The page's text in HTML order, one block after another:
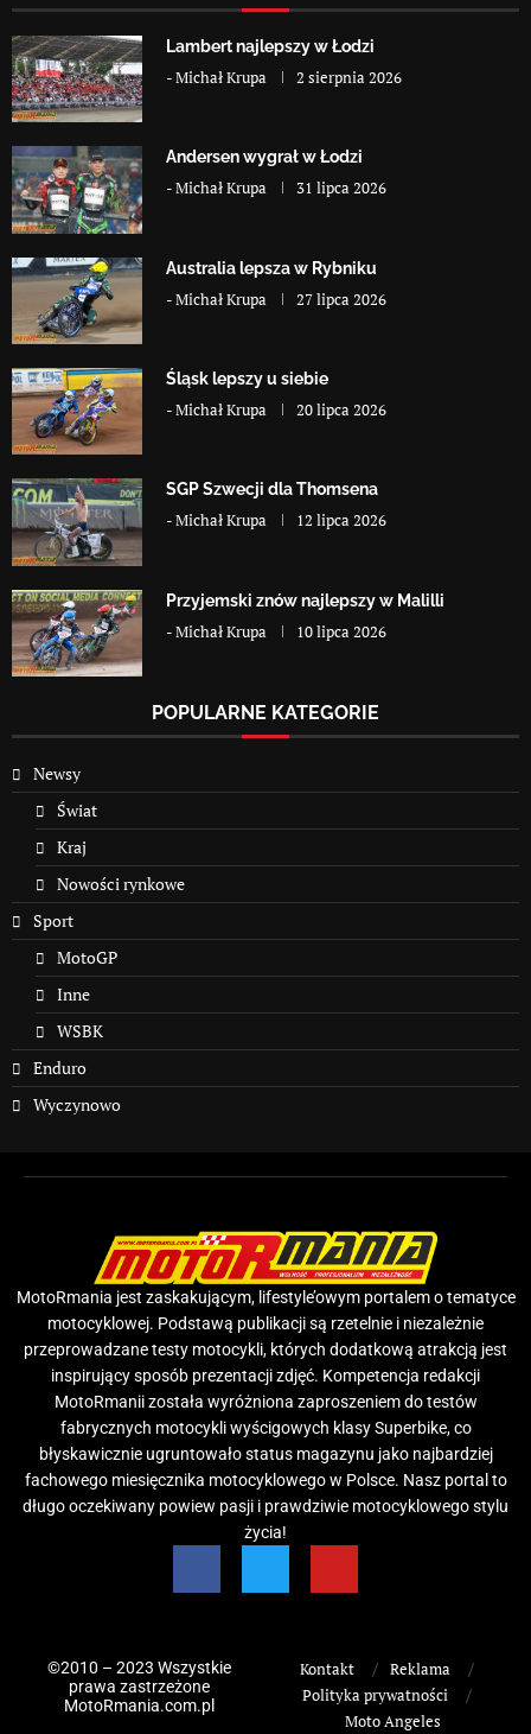
Lambert najlepszy w Łodzi
-Michał Krupa 2 sierpnia 2026
Andersen wygrał w Łodzi
-Michał Krupa 31 lipca 2026
Australia lepsza w Rybniku
-Michał Krupa 27 lipca 2026
Śląsk lepszy u siebie
-Michał Krupa 20 lipca 2026
SGP Szwecji dla Thomsena
-Michał Krupa 12 lipca 2026
Przyjemski znów najlepszy w Malilli
-Michał Krupa 10 lipca 2026
POPULARNE KATEGORIE
Newsy
Świat
Kraj
Nowości rynkowe
Sport
MotoGP
Inne
WSBK
Enduro
Wyczynowo
MotoRmania jest zaskakującym, lifestyle’owym portalem o tematyce
motocyklowej. Podstawą publikacji są rzetelnie i niezależnie
przeprowadzane testy motocykli, których dodatkową atrakcją jest
inspirujący sposób prezentacji zdjęć. Kompetencja redakcji
MotoRmanii została wyróżniona zaproszeniem do testów
fabrycznych motocykli wyścigowych klasy Superbike, co
błyskawicznie ugruntowało status magazynu jako najbardziej
fachowego miesięcznika motocyklowego w Polsce. Nasz portal to
długo oczekiwany powiew pasji i prawdziwie motocyklowego stylu
życia!
©2010 – 2023 Wszystkie
prawa zastrzeżone
MotoRmania.com.pl
Kontakt
Reklama
Polityka prywatności
Moto Angeles